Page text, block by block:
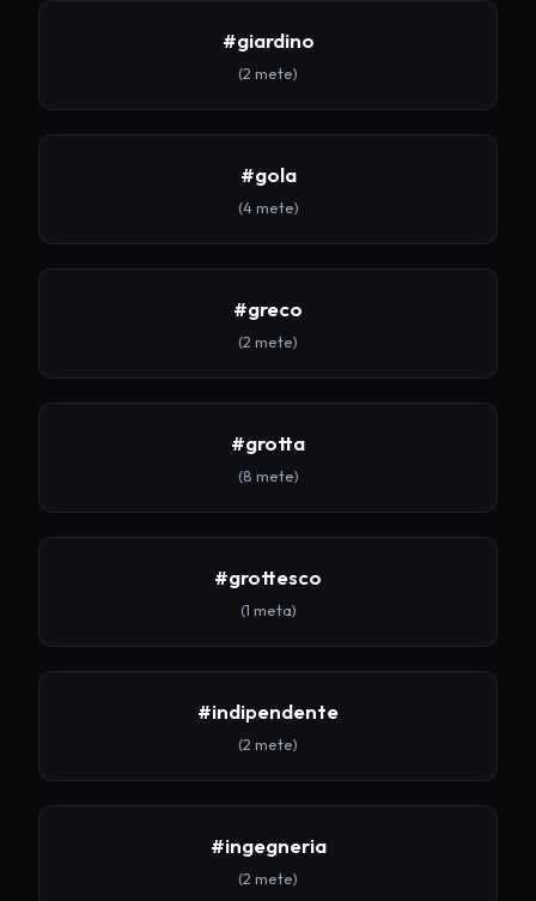
#giardino
(2 mete)
#gola
(4 mete)
#greco
(2 mete)
#grotta
(8 mete)
#grottesco
(1 meta)
#indipendente
(2 mete)
#ingegneria
(2 mete)